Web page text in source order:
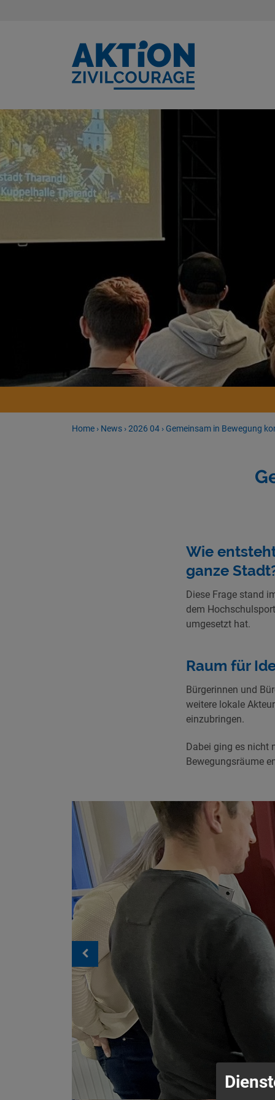
Home › News ›2026 04 › Gemeinsam in Bewegung
Wie
ganze
Diese Frage stand
dem
umgesetzt hat.
Raum für
Bürgerinnen und
weitere lokale
einzubringen.
Dabei ging es nicht
Bewegungsräume